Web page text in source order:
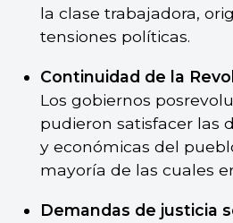
la clase trabajadora,
tensiones políticas.
Continuidad de la
Los gobiernos
pudieron satisfacer las
y económicas del
mayoría de las cuales
Demandas de justicia